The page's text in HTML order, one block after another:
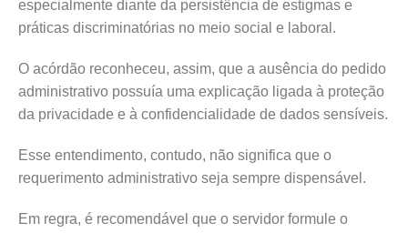
especialmente diante da persistência de estigmas e
práticas discriminatórias no meio social e laboral.
O acórdão reconheceu, assim, que a ausência do pedido
administrativo possuía uma explicação ligada à proteção
da privacidade e à confidencialidade de dados sensíveis.
Esse entendimento, contudo, não significa que o
requerimento administrativo seja sempre dispensável.
Em regra, é recomendável que o servidor formule o